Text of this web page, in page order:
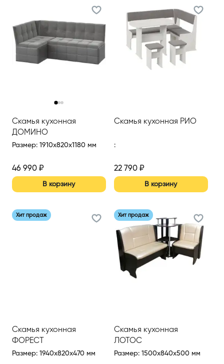
Скамья кухонная
ДОМИНО
Размер: 1910x820x1180 мм
46 990 ₽
В корзину
Скамья кухонная РИО
:
22 790₽
В корзину
Хит продаж
Скамья кухонная
ФОРЕСТ
Размер: 1940x820x470 мм
Хит продаж
Скамья кухонная
ЛОТОС
Размер: 1500x840x500 мм